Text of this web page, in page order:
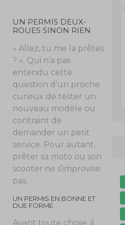
UN PERMIS DEUX-
ROUES SINON RIEN
« Allez, tu me la prêtes
? ». Qui n’a pas
entendu cette
question d’un proche
curieux de tester un
nouveau modèle ou
contraint de
demander un petit
service. Pour autant,
prêter sa moto ou son
scooter ne s’improvise
pas.
UN PERMIS EN BONNE ET
DUE FORME
Avant toute chose, il